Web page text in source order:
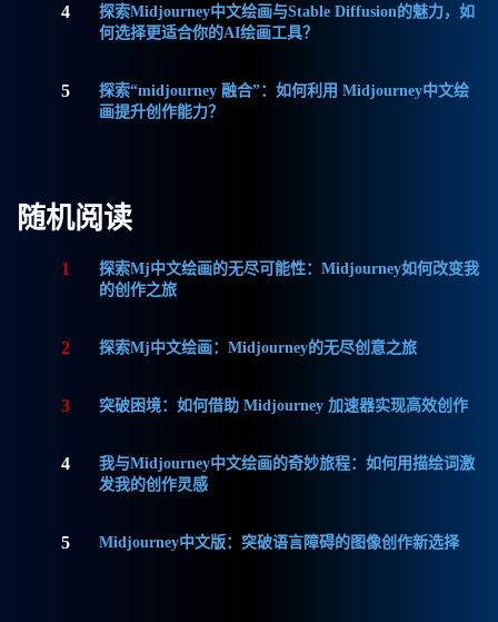
4
探索Midjourney中文绘画与Stable Diffusion的魅力，如
何选择更适合你的AI绘画工具？
5
探索“midjourney 融合”：如何利用 Midjourney中文绘
画提升创作能力？
随机阅读
1
探索Mj中文绘画的无尽可能性：Midjourney如何改变我
的创作之旅
2 探索Mj中文绘画：Midjourney的无尽创意之旅
3 突破困境：如何借助 Midjourney 加速器实现高效创作
4
我与Midjourney中文绘画的奇妙旅程：如何用描绘词激
发我的创作灵感
5 Midjourney中文版：突破语言障碍的图像创作新选择